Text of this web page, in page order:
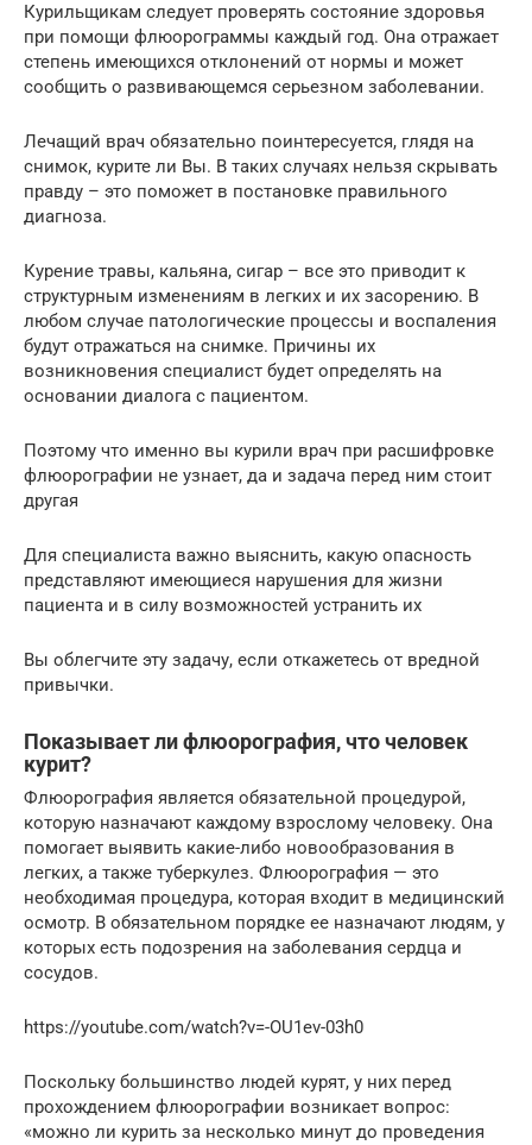
Курильщикам следует проверять состояние здоровья
при помощи флюорограммы каждый год. Она отражает
степень имеющихся отклонений от нормы и может
сообщить о развивающемся серьезном заболевании.
Лечащий врач обязательно поинтересуется, глядя на
снимок, курите ли Вы. В таких случаях нельзя скрывать
правду – это поможет в постановке правильного
диагноза.
Курение травы, кальяна, сигар – все это приводит к
структурным изменениям в легких и их засорению. В
любом случае патологические процессы и воспаления
будут отражаться на снимке. Причины их
возникновения специалист будет определять на
основании диалога с пациентом.
Поэтому что именно вы курили врач при расшифровке
флюорографии не узнает, да и задача перед ним стоит
другая
Для специалиста важно выяснить, какую опасность
представляют имеющиеся нарушения для жизни
пациента и в силу возможностей устранить их
Вы облегчите эту задачу, если откажетесь от вредной
привычки.
Показывает ли флюорография, что человек
курит?
Флюорография является обязательной процедурой,
которую назначают каждому взрослому человеку. Она
помогает выявить какие-либо новообразования в
легких, а также туберкулез. Флюорография — это
необходимая процедура, которая входит в медицинский
осмотр. В обязательном порядке ее назначают людям, у
которых есть подозрения на заболевания сердца и
сосудов.
https://youtube.com/watch?v=-OU1ev-03h0
Поскольку большинство людей курят, у них перед
прохождением флюорографии возникает вопрос:
«можно ли курить за несколько минут до проведения